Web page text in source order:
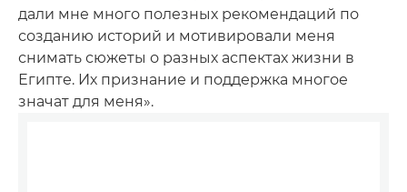
дали мне много полезных рекомендаций по
созданию историй и мотивировали меня
снимать сюжеты о разных аспектах жизни в
Египте. Их признание и поддержка многое
значат для меня».